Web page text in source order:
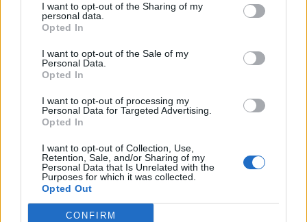
I want to opt-out of the Sharing of my
personal data.
Opted In
I want to opt-out of the Sale of my
Personal Data.
Opted In
I want to opt-out of processing my
Personal Data for Targeted Advertising.
Opted In
I want to opt-out of Collection, Use,
Retention, Sale, and/or Sharing of my
Personal Data that Is Unrelated with the
Purposes for which it was collected.
Opted Out
CONFIRM